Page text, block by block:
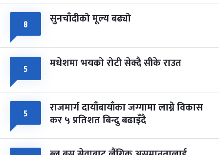
८ सुनचाँदीको मूल्य बढ्यो
५ मधेशमा भयको रोटी सेक्दै सीके राउत
५ राजमार्ग दायाँबायाँका जग्गामा लाग्ने विकास
कर ५ प्रतिशत बिन्दु बढाइँदै